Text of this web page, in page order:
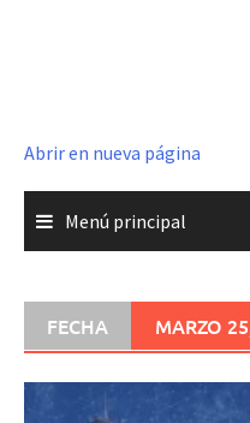
Abrir en nueva página
Menú principal
FECHA MARZO